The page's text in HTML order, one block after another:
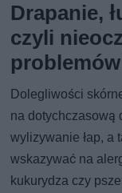
Drapanie,
czyli
problemów
Dolegliwości
na dotychczasową
wylizywanie łap, a
wskazywać na
kukurydza czy